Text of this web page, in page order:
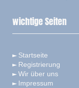
wichtige Seiten
Startseite
Registrierung
Wir über uns
Impressum